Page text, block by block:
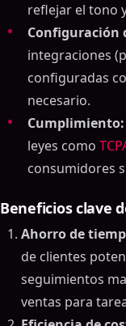
reflejar el tono
Configuración
integraciones
configuradas
necesario.
Cumplimiento:
leyes como
consumidores
Beneficios clave
Ahorro de
de clientes
seguimientos
ventas para